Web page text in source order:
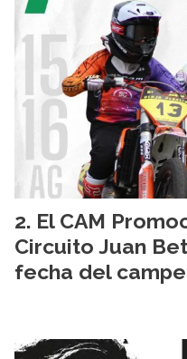
El CAM
Circuito Juan
fecha del